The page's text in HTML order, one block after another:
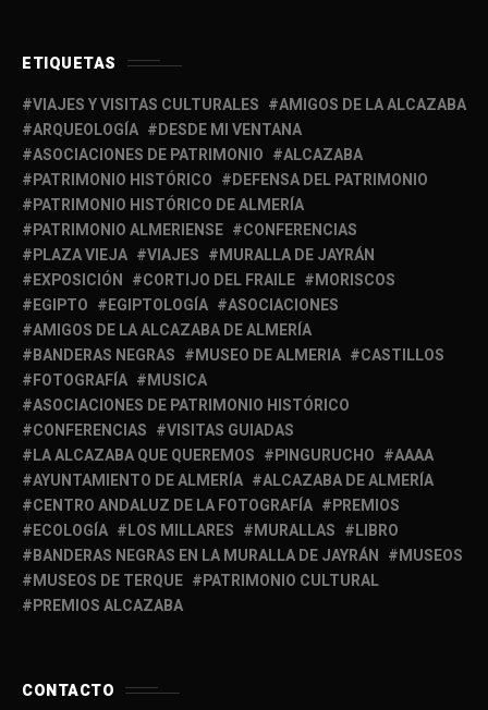
ETIQUETAS
VIAJES Y VISITAS CULTURALES
AMIGOS DE LA ALCAZABA
ARQUEOLOGÍA
DESDE MI VENTANA
ASOCIACIONES DE PATRIMONIO
ALCAZABA
PATRIMONIO HISTÓRICO
DEFENSA DEL PATRIMONIO
PATRIMONIO HISTÓRICO DE ALMERÍA
PATRIMONIO ALMERIENSE
CONFERENCIAS
PLAZA VIEJA
VIAJES
MURALLA DE JAYRÁN
EXPOSICIÓN
CORTIJO DEL FRAILE
MORISCOS
EGIPTO
EGIPTOLOGÍA
ASOCIACIONES
AMIGOS DE LA ALCAZABA DE ALMERÍA
BANDERAS NEGRAS
MUSEO DE ALMERIA
CASTILLOS
FOTOGRAFÍA
MUSICA
ASOCIACIONES DE PATRIMONIO HISTÓRICO
CONFERENCIAS
VISITAS GUIADAS
LA ALCAZABA QUE QUEREMOS
PINGURUCHO
AAAA
AYUNTAMIENTO DE ALMERÍA
ALCAZABA DE ALMERÍA
CENTRO ANDALUZ DE LA FOTOGRAFÍA
PREMIOS
ECOLOGÍA
LOS MILLARES MURALLAS
LIBRO
BANDERAS NEGRAS EN LA MURALLA DE JAYRÁN
MUSEOS
MUSEOS DE TERQUE
PATRIMONIO CULTURAL
PREMIOS ALCAZABA
CONTACTO